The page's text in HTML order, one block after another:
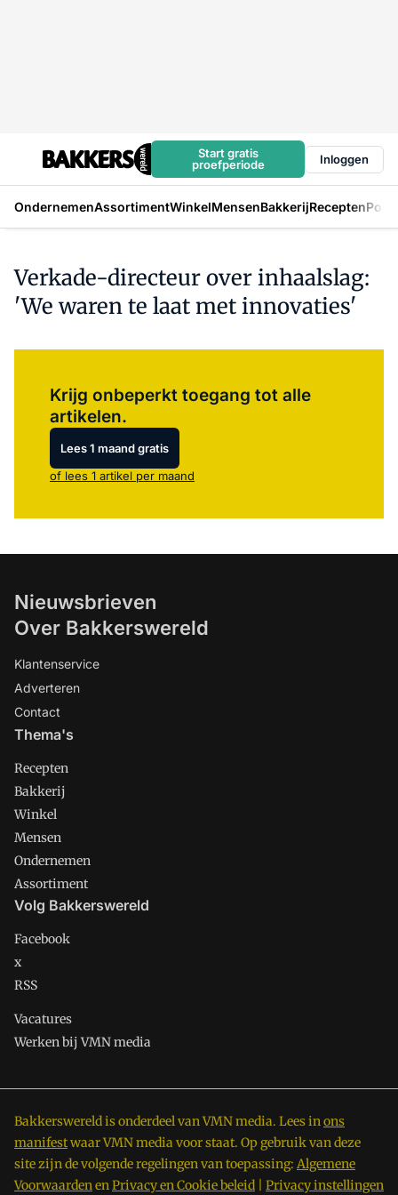
Start gratis
proefperiode
Inloggen
OndernemenAssortimentWinkelMensenBakkerijRecepten
Verkade-directeur over inhaalslag:
'We waren te laat met innovaties'
Krijg onbeperkt toegang tot alle
artikelen.
Lees 1 maand gratis
of lees 1 artikel per maand
Nieuwsbrieven
Over Bakkerswereld
Klantenservice
Adverteren
Contact
Thema's
Recepten
Bakkerij
Winkel
Mensen
Ondernemen
Assortiment
Volg Bakkerswereld
Facebook
x
RSS
Vacatures
Werken bij VMN media
Bakkerswereld is onderdeel van VMN media. Lees inons
manifestwaar VMN media voor staat. Op gebruik van deze
site zijn de volgende regelingen van toepassing: Algemene
VoorwaardenenPrivacy en Cookie beleid Privacy instellingen